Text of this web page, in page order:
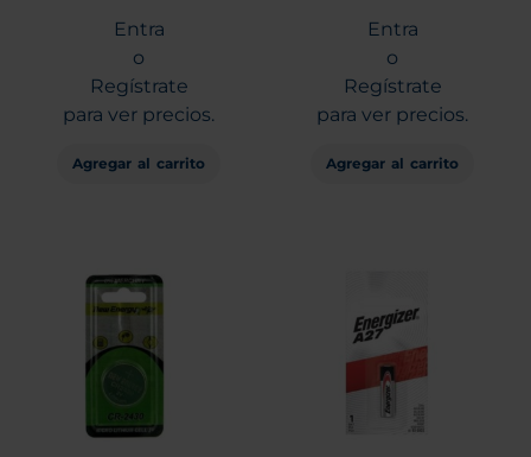
Entra
o
Regístrate
para ver precios.
Agregar al carrito
Entra
o
Regístrate
para ver precios.
Agregar al carrito